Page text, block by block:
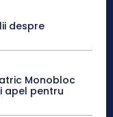
despre
Monobloc
apel pentru